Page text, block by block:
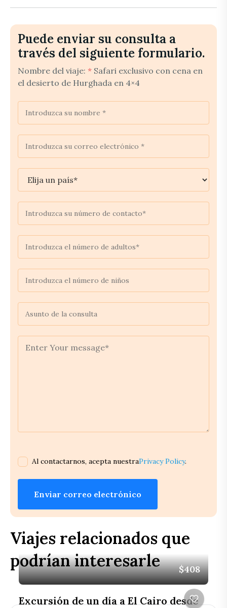
Puede enviar su consulta a
través del siguiente formulario.
Nombre del viaje: * Safari exclusivo con cena en
el desierto de Hurghada en 4×4
Al contactarnos, acepta nuestraPrivacy Policy.
Enviar correo electrónico
Viajes relacionados que
podrían interesarle
$408
Excursión de un día a El Cairo desde